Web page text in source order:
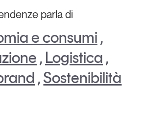
parla di
e consumi ,
, Logistica ,
,Sostenibilità